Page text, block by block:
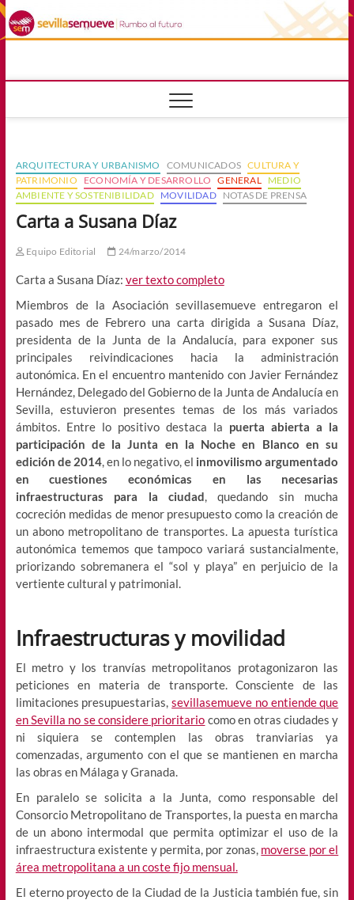
Saltar
al
contenido
ARQUITECTURA Y URBANISMO COMUNICADOS CULTURA Y
PATRIMONIO
ECONOMÍA Y DESARROLLO GENERAL
MEDIO
AMBIENTE Y SOSTENIBILIDAD
MOVILIDAD NOTAS DE PRENSA
Carta a Susana Díaz
Equipo Editorial 24/marzo/2014
Carta a Susana Díaz: ver texto completo
Miembros de la Asociación sevillasemueve entregaron el
pasado mes de Febrero una carta dirigida a Susana Díaz,
presidenta de la Junta de la Andalucía, para exponer sus
principales reivindicaciones hacia la administración
autonómica. En el encuentro mantenido con Javier Fernández
Hernández, Delegado del Gobierno de la Junta de Andalucía en
Sevilla, estuvieron presentes temas de los más variados
ámbitos. Entre lo positivo destaca la puerta abierta a la
participación de la Junta en la Noche en Blanco en su
edición de 2014, en lo negativo, el inmovilismoargumentado
en cuestiones económicas en las necesarias
infraestructuras para la ciudad, quedando sin mucha
cocreción medidas de menor presupuesto como la creación de
un abono metropolitano de transportes. La apuesta turística
autonómica tememos que tampoco variará sustancialmente,
priorizando sobremanera el “sol y playa” en perjuicio de la
vertiente cultural y patrimonial.
Infraestructuras y movilidad
El metro y los tranvías metropolitanos protagonizaron las
peticiones en materia de transporte. Consciente de las
limitaciones presupuestarias,sevillasemueve no entiende que
en Sevilla no se considere prioritario como en otras ciudades y
ni siquiera se contemplen las obras tranviarias ya
comenzadas, argumento con el que se mantienen en marcha
las obras en Málaga y Granada.
En paralelo se solicita a la Junta, como responsable del
Consorcio Metropolitano de Transportes, la puesta en marcha
de un abono intermodal que permita optimizar el uso de la
infraestructura existente y permita, por zonas, moverse por el
área metropolitana a un coste fijo mensual.
El eterno proyecto de la Ciudad de la Justicia también fue, sin